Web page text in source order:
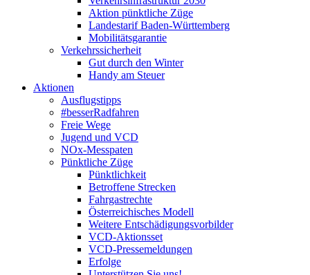
Aktion pünktliche Züge
Landestarif Baden-Württemberg
Mobilitätsgarantie
Verkehrssicherheit
Gut durch den Winter
Handy am Steuer
Aktionen
Ausflugstipps
#besserRadfahren
Freie Wege
Jugend und VCD
NOx-Messpaten
Pünktliche Züge
Pünktlichkeit
Betroffene Strecken
Fahrgastrechte
Österreichisches Modell
Weitere Entschädigungsvorbilder
VCD-Aktionsset
VCD-Pressemeldungen
Erfolge